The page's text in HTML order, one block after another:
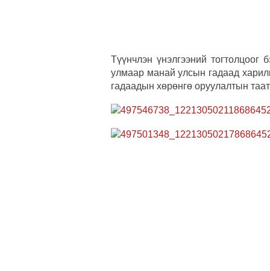
Түүнчлэн үнэлгээний
улмаар манай улсын гадаад
гадаадын хөрөнгө оруулалтын